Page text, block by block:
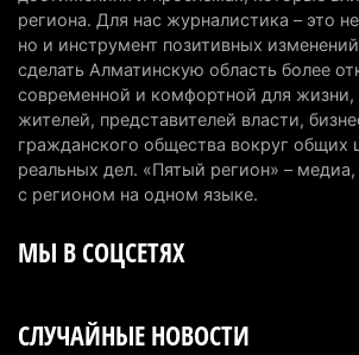
Сильнейшие дзюдоисты мира
сборы в Алматинскую область
6 августа 2026 г. 12:12
Первый раз с ИИ в первый класс:
первоклассников начнут учить
интеллекту
Казахстанцы назвали доход, при
6 августа 2026 г. 09:52
региона. Для нас журналистика – это
но и инструмент позитивных
сделать Алматинскую область более
современной и комфортной для жизни,
жителей, представителей власти,
гражданского общества вокруг общих
реальных дел. «Пятый регион» –
с регионом на одном языке.
МЫ В СОЦСЕТЯХ
СЛУЧАЙНЫЕ НОВОСТИ